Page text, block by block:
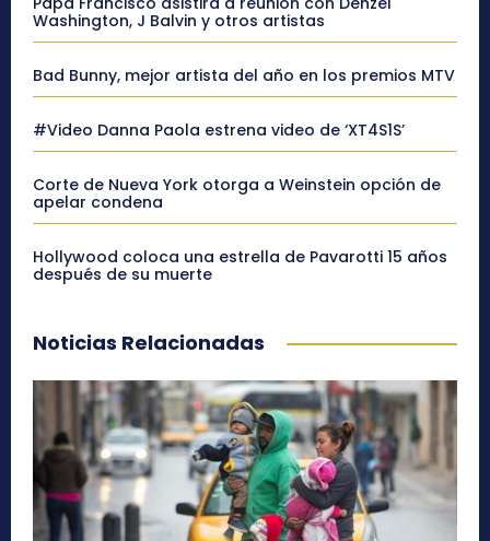
Washington, J Balvin y otros artistas
Bad Bunny, mejor artista del año en los premios MTV
#Video Danna Paola estrena video de ‘XT4S1S’
Corte de Nueva York otorga a Weinstein opción de
apelar condena
Hollywood coloca una estrella de Pavarotti 15 años
después de su muerte
Noticias Relacionadas